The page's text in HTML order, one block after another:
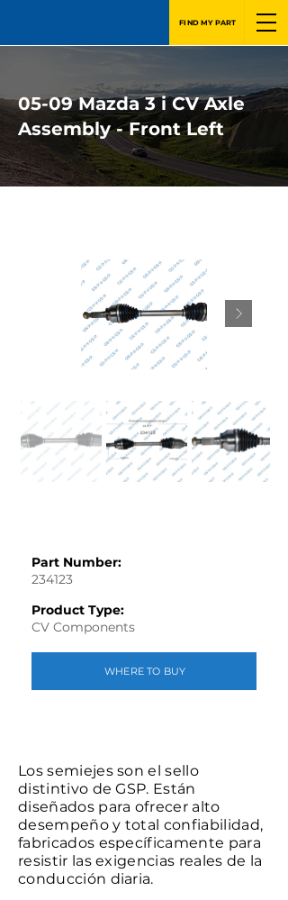
FIND MY PART
05-09 Mazda 3 i CV Axle
Assembly - Front Left
Part Number:
234123
Product Type:
CV Components
WHERE TO BUY
Los semiejes son el sello
distintivo de GSP. Están
diseñados para ofrecer alto
desempeño y total confiabilidad,
fabricados específicamente para
resistir las exigencias reales de la
conducción diaria.